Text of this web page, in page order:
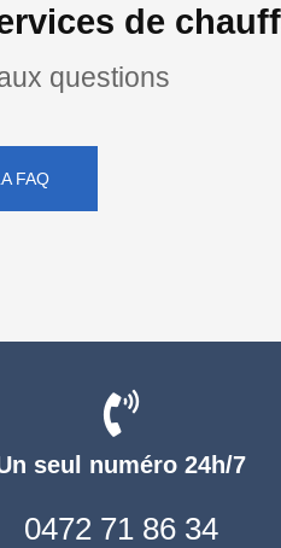
de
questions
FAQ
seul numéro 24h/7
0472 71 86 34